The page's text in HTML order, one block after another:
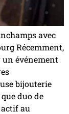
avec
Récemment,
un événement
bijouterie
duo de
au